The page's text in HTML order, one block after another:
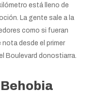
está lleno de
La gente sale a la
como si fueran
desde el primer
Boulevard donostiarra.